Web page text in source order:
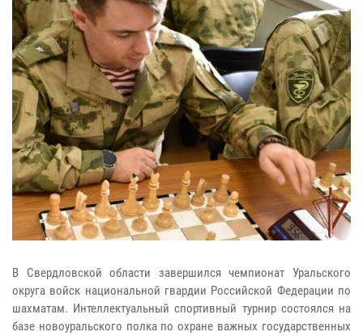
В Свердловской области завершился чемпионат Уральского
округа войск национальной гвардии Российской Федерации по
шахматам. Интеллектуальный спортивный турнир состоялся на
базе новоуральского полка по охране важных государственных